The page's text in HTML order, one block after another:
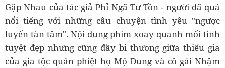
Gặp Nhau của tác giả Phỉ Ngã Tư Tồn - người đã quá
nổi tiếng với những câu chuyện tình yêu "ngược
luyến tàn tâm". Nội dung phim xoay quanh mối tình
tuyệt đẹp nhưng cũng đầy bi thương giữa thiếu gia
của gia tộc quân phiệt họ Mộ Dung và cô gái Nhậm